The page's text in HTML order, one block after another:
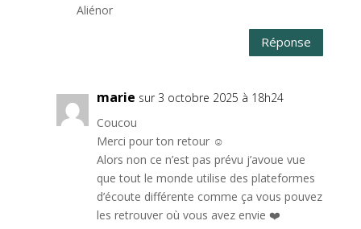
Aliénor
Réponse
marie sur 3 octobre 2025 à 18h24
Coucou
Merci pour ton retour ☺️
Alors non ce n’est pas prévu j’avoue vue
que tout le monde utilise des plateformes
d’écoute différente comme ça vous pouvez
les retrouver où vous avez envie ❤️